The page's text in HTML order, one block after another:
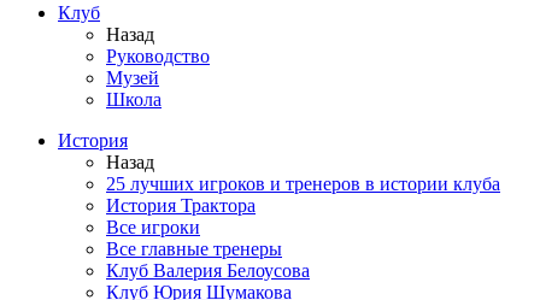
Клуб
Назад
Руководство
Музей
Школа
История
Назад
25 лучших игроков и тренеров в истории клуба
История Трактора
Все игроки
Все главные тренеры
Клуб Валерия Белоусова
Клуб Юрия Шумакова